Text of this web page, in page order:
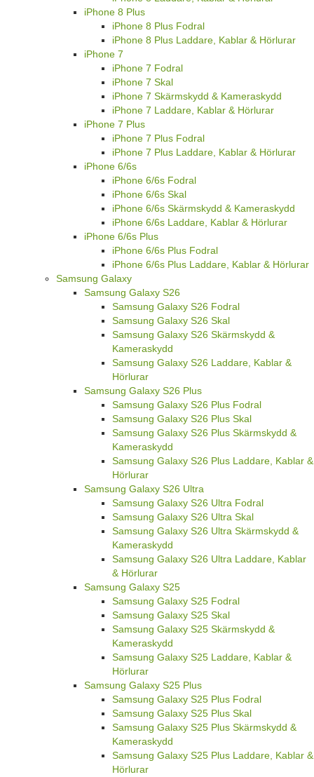
iPhone 8 Plus
iPhone 8 Plus Fodral
iPhone 8 Plus Laddare, Kablar & Hörlurar
iPhone 7
iPhone 7 Fodral
iPhone 7 Skal
iPhone 7 Skärmskydd & Kameraskydd
iPhone 7 Laddare, Kablar & Hörlurar
iPhone 7 Plus
iPhone 7 Plus Fodral
iPhone 7 Plus Laddare, Kablar & Hörlurar
iPhone 6/6s
iPhone 6/6s Fodral
iPhone 6/6s Skal
iPhone 6/6s Skärmskydd & Kameraskydd
iPhone 6/6s Laddare, Kablar & Hörlurar
iPhone 6/6s Plus
iPhone 6/6s Plus Fodral
iPhone 6/6s Plus Laddare, Kablar & Hörlurar
Samsung Galaxy
Samsung Galaxy S26
Samsung Galaxy S26 Fodral
Samsung Galaxy S26 Skal
Samsung Galaxy S26 Skärmskydd &
Kameraskydd
Samsung Galaxy S26 Laddare, Kablar &
Hörlurar
Samsung Galaxy S26 Plus
Samsung Galaxy S26 Plus Fodral
Samsung Galaxy S26 Plus Skal
Samsung Galaxy S26 Plus Skärmskydd &
Kameraskydd
Samsung Galaxy S26 Plus Laddare, Kablar &
Hörlurar
Samsung Galaxy S26 Ultra
Samsung Galaxy S26 Ultra Fodral
Samsung Galaxy S26 Ultra Skal
Samsung Galaxy S26 Ultra Skärmskydd &
Kameraskydd
Samsung Galaxy S26 Ultra Laddare, Kablar
& Hörlurar
Samsung Galaxy S25
Samsung Galaxy S25 Fodral
Samsung Galaxy S25 Skal
Samsung Galaxy S25 Skärmskydd &
Kameraskydd
Samsung Galaxy S25 Laddare, Kablar &
Hörlurar
Samsung Galaxy S25 Plus
Samsung Galaxy S25 Plus Fodral
Samsung Galaxy S25 Plus Skal
Samsung Galaxy S25 Plus Skärmskydd &
Kameraskydd
Samsung Galaxy S25 Plus Laddare, Kablar &
Hörlurar